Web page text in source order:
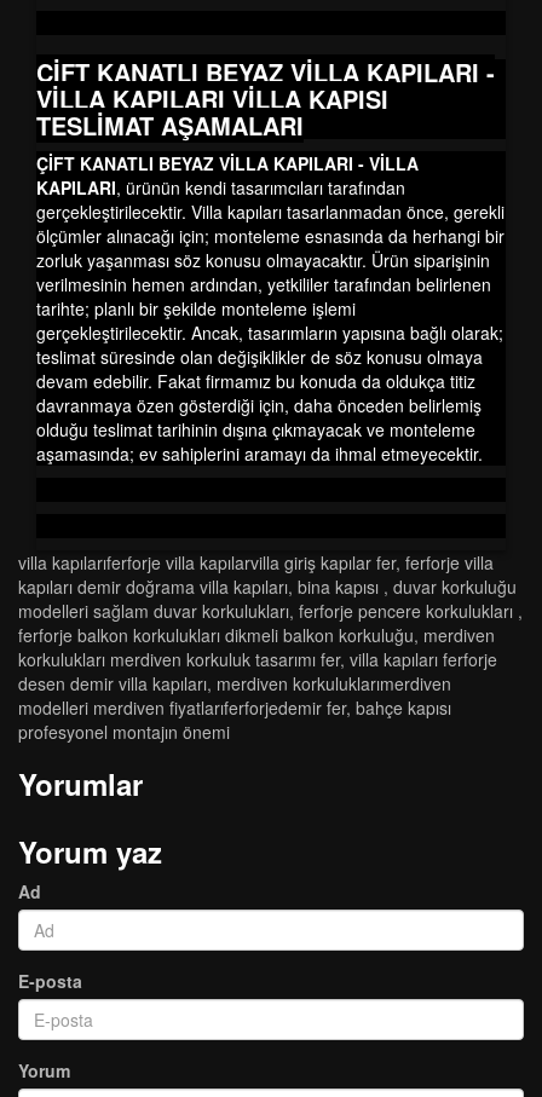
ÇİFT KANATLI BEYAZ VİLLA KAPILARI -
VİLLA KAPILARI VİLLA KAPISI
TESLİMAT AŞAMALARI
ÇİFT KANATLI BEYAZ VİLLA KAPILARI - VİLLA
KAPILARI, ürünün kendi tasarımcıları tarafından
gerçekleştirilecektir. Villa kapıları tasarlanmadan önce, gerekli
ölçümler alınacağı için; monteleme esnasında da herhangi bir
zorluk yaşanması söz konusu olmayacaktır. Ürün siparişinin
verilmesinin hemen ardından, yetkililer tarafından belirlenen
tarihte; planlı bir şekilde monteleme işlemi
gerçekleştirilecektir. Ancak, tasarımların yapısına bağlı olarak;
teslimat süresinde olan değişiklikler de söz konusu olmaya
devam edebilir. Fakat firmamız bu konuda da oldukça titiz
davranmaya özen gösterdiği için, daha önceden belirlemiş
olduğu teslimat tarihinin dışına çıkmayacak ve monteleme
aşamasında; ev sahiplerini aramayı da ihmal etmeyecektir.
vi̇lla kapilariferforje vi̇lla kapilarvi̇lla gi̇ri̇ş kapilar fer, ferforje villa
kapıları demir doğrama villa kapıları, bi̇na kapisi , duvar korkuluğu
modelleri̇ sağlam duvar korkuluklari, ferforje pencere korkulukları ,
ferforje balkon korkulukları dikmeli balkon korkuluğu, merdi̇ven
korkuluklari merdi̇ven korkuluk tasarimi fer, villa kapıları ferforje
desen demir villa kapıları, merdi̇ven korkuluklarimerdi̇ven
modelleri̇ merdi̇ven fi̇yatlariferforjedemi̇r fer, bahçe kapısı
profesyonel montajın önemi
Yorumlar
Yorum yaz
Ad
E-posta
Yorum